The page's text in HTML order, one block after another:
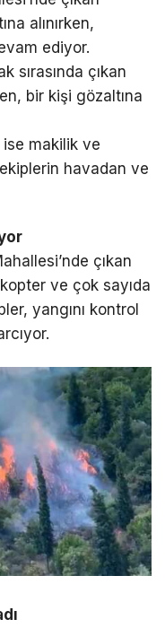
alınırken,
ediyor.
sırasında çıkan
bir kişi gözaltına
ise makilik ve
havadan ve
çıkan
ve çok sayıda
yangını kontrol